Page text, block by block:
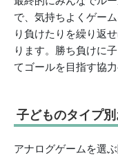
で、気持ちよくゲー
り負けたりを繰り返
ります。勝ち負けに
てゴールを目指す協
子どものタイプ
アナログゲームを選